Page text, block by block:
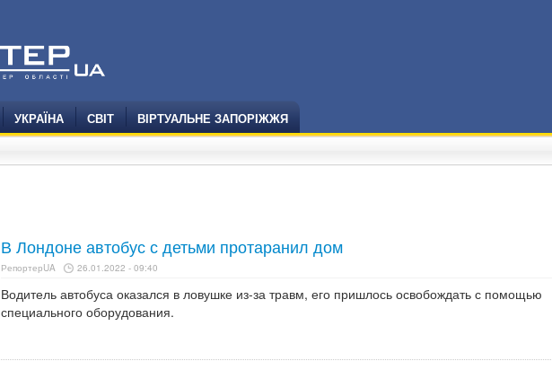
УКРАЇНА СВІТ ВІРТУАЛЬНЕ ЗАПОРІЖЖЯ
В Лондоне автобус с детьми протаранил дом
РепортерUA 26.01.2022 - 09:40
Водитель автобуса оказался в ловушке из-за травм, его пришлось освобождать с помощью
специального оборудования.